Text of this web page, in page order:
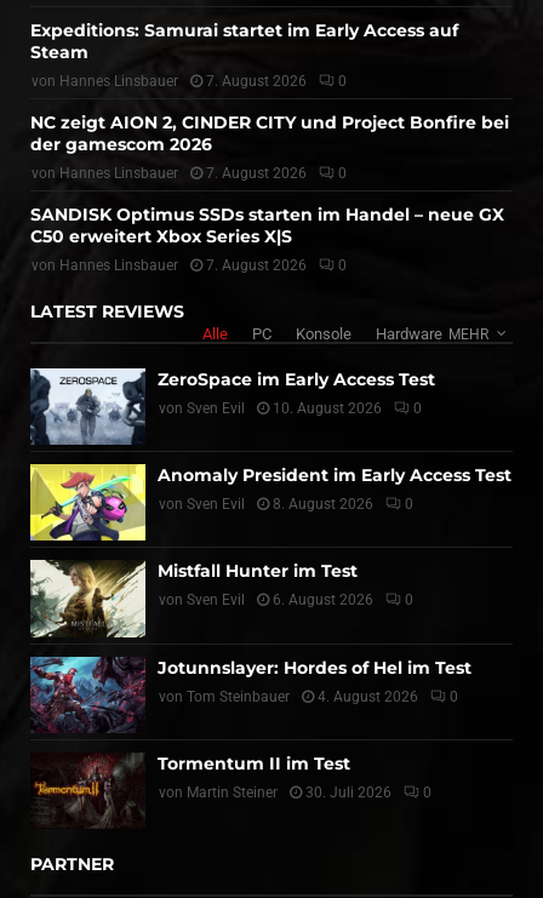
Expeditions: Samurai startet im Early Access auf
Steam
von Hannes Linsbauer 7. August 2026 0
NC zeigt AION 2, CINDER CITY und Project Bonfire bei
der gamescom 2026
von Hannes Linsbauer 7. August 2026 0
SANDISK Optimus SSDs starten im Handel – neue GX
C50 erweitert Xbox Series X|S
von Hannes Linsbauer 7. August 2026 0
LATEST REVIEWS
Alle PC Konsole Hardware MEHR
ZeroSpace im Early Access Test
von Sven Evil 10. August 2026 0
Anomaly President im Early Access Test
von Sven Evil 8. August 2026 0
Mistfall Hunter im Test
von Sven Evil 6. August 2026 0
Jotunnslayer: Hordes of Hel im Test
von Tom Steinbauer 4. August 2026 0
Tormentum II im Test
von Martin Steiner 30. Juli 2026 0
PARTNER